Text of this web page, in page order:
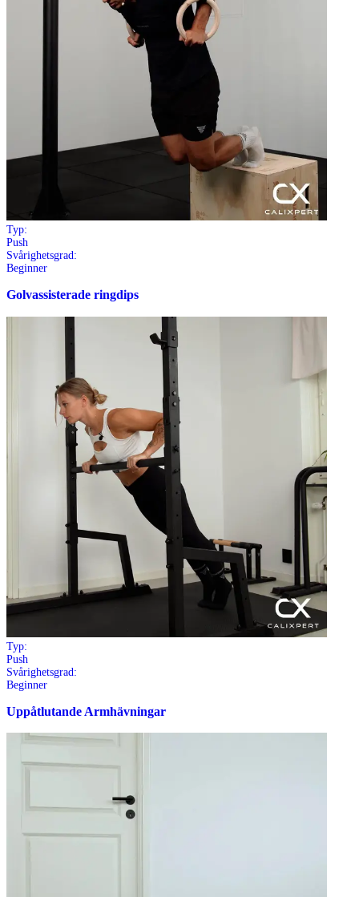
Typ:
Push
Svårighetsgrad:
Beginner
Golvassisterade ringdips
Typ:
Push
Svårighetsgrad:
Beginner
Uppåtlutande Armhävningar